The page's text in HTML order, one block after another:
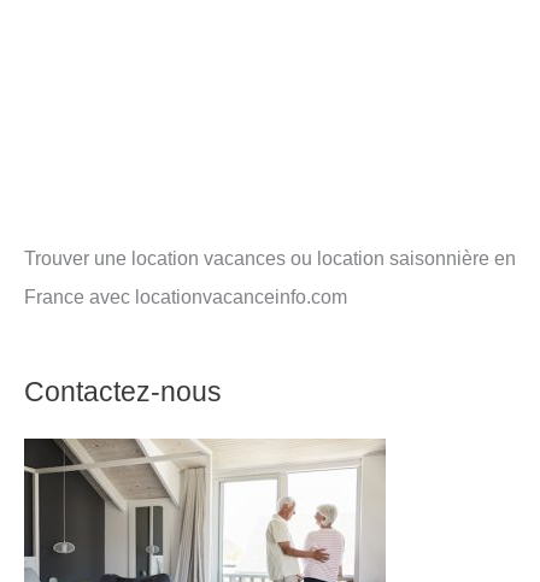
Trouver une location vacances ou location saisonnière en
France avec locationvacanceinfo.com
Contactez-nous